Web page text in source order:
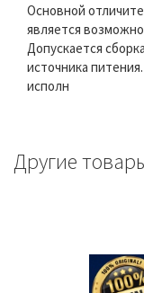
Основной
является
Допускается
источника
исполн
Другие